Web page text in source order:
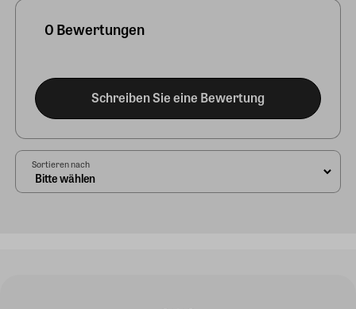
0 Bewertungen
Schreiben Sie eine Bewertung
Sortieren nach